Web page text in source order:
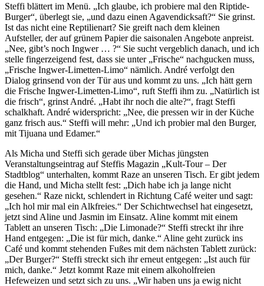
Steffi blättert im Menü. „Ich glaube, ich probiere mal den Riptide-
Burger“, überlegt sie, „und dazu einen Agavendicksaft?“ Sie grinst.
Ist das nicht eine Reptilienart? Sie greift nach dem kleinen
Aufsteller, der auf grünem Papier die saisonalen Angebote anpreist.
„Nee, gibt’s noch Ingwer … ?“ Sie sucht vergeblich danach, und ich
stelle fingerzeigend fest, dass sie unter „Frische“ nachgucken muss,
„Frische Ingwer-Limetten-Limo“ nämlich. André verfolgt den
Dialog grinsend von der Tür aus und kommt zu uns. „Ich hätt gern
die Frische Ingwer-Limetten-Limo“, ruft Steffi ihm zu. „Natürlich ist
die frisch“, grinst André. „Habt ihr noch die alte?“, fragt Steffi
schalkhaft. André widerspricht: „Nee, die pressen wir in der Küche
ganz frisch aus.“ Steffi will mehr: „Und ich probier mal den Burger,
mit Tijuana und Edamer.“
Als Micha und Steffi sich gerade über Michas jüngsten
Veranstaltungseintrag auf Steffis Magazin „Kult-Tour – Der
Stadtblog“ unterhalten, kommt Raze an unseren Tisch. Er gibt jedem
die Hand, und Micha stellt fest: „Dich habe ich ja lange nicht
gesehen.“ Raze nickt, schlendert in Richtung Café weiter und sagt:
„Ich hol mir mal ein Alkfreies.“ Der Schichtwechsel hat eingesetzt,
jetzt sind Aline und Jasmin im Einsatz. Aline kommt mit einem
Tablett an unseren Tisch: „Die Limonade?“ Steffi streckt ihr ihre
Hand entgegen: „Die ist für mich, danke.“ Aline geht zurück ins
Café und kommt stehenden Fußes mit dem nächsten Tablett zurück:
„Der Burger?“ Steffi streckt sich ihr erneut entgegen: „Ist auch für
mich, danke.“ Jetzt kommt Raze mit einem alkoholfreien
Hefeweizen und setzt sich zu uns. „Wir haben uns ja ewig nicht